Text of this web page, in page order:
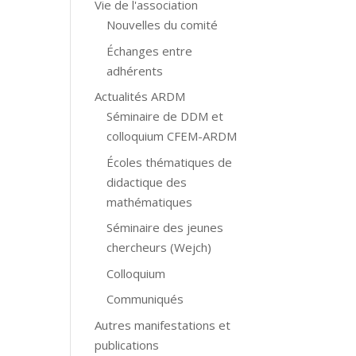
Vie de l'association
Nouvelles du comité
Échanges entre
adhérents
Actualités ARDM
Séminaire de DDM et
colloquium CFEM-ARDM
Écoles thématiques de
didactique des
mathématiques
Séminaire des jeunes
chercheurs (Wejch)
Colloquium
Communiqués
Autres manifestations et
publications